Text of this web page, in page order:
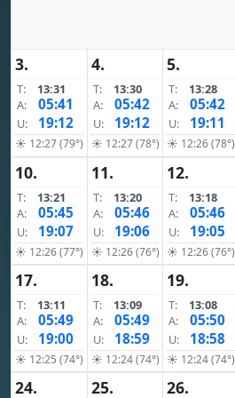
3.
T:
13:31
A:
05:41
U: 19:12
☀ 12:27 (79°)
4.
T:
13:30
A:
05:42
U: 19:12
☀ 12:27 (78°)
5.
T:
13:28
A:
05:42
U: 19:11
☀ 12:26 (78°)
10.
T:
13:21
A:
05:45
U: 19:07
☀ 12:26 (77°)
11.
T:
13:20
A:
05:46
U: 19:06
☀ 12:26 (76°)
12.
T:
13:18
A:
05:46
U: 19:05
☀ 12:26 (76°)
17.
T:
13:11
A:
05:49
U: 19:00
☀ 12:25 (74°)
18.
T:
13:09
A:
05:49
U: 18:59
☀ 12:24 (74°)
19.
T:
13:08
A:
05:50
U: 18:58
☀ 12:24 (74°)
24. 25. 26.